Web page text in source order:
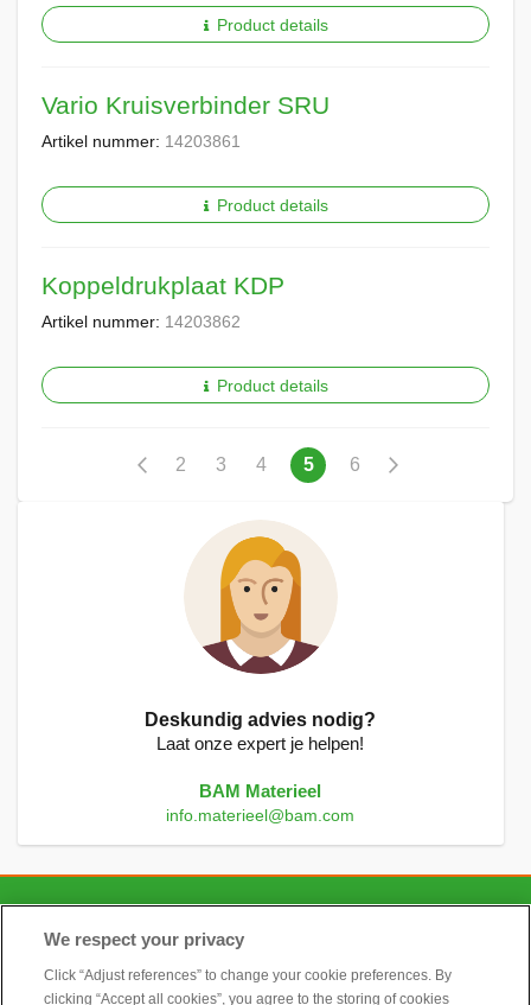
Product details
Vario Kruisverbinder SRU
Artikel nummer: 14203861
Product details
Koppeldrukplaat KDP
Artikel nummer: 14203862
Product details
Pagina
Pagina
VorigePagina
2 Pagina
3 Pagina
4
U
momenteel
pagina
5 Pagina
6
Deskundig advies nodig?
Laat onze expert je helpen!
BAM Materieel
info.materieel@bam.com
CONTACT
We respect your privacy
Click “Adjust references” to change your cookie preferences. By
clicking “Accept all cookies”, you agree to the storing of cookies